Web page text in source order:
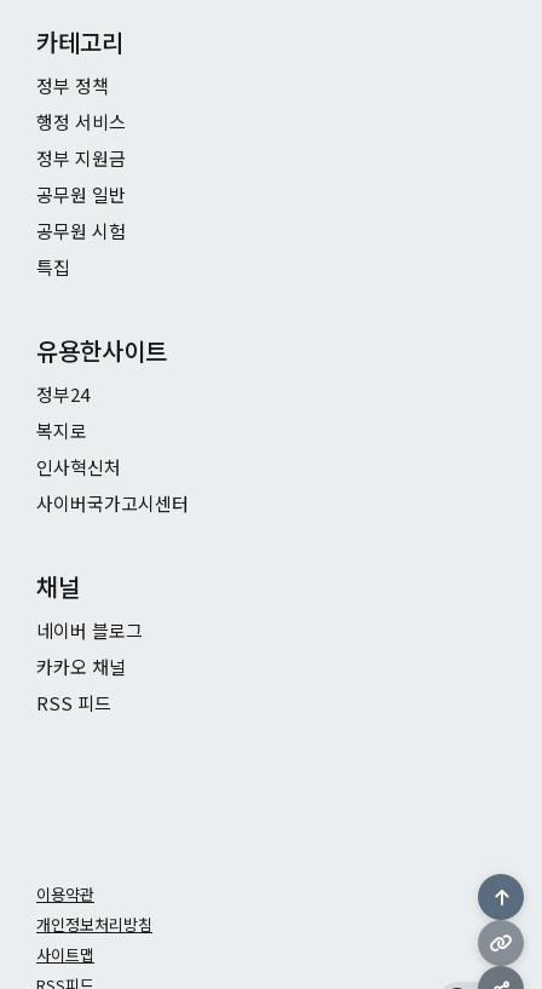
카테고리
정부 정책
행정 서비스
정부 지원금
공무원 일반
공무원 시험
특집
유용한사이트
정부24
복지로
인사혁신처
사이버국가고시센터
채널
네이버 블로그
카카오 채널
RSS 피드
이용약관
개인정보처리방침
사이트맵